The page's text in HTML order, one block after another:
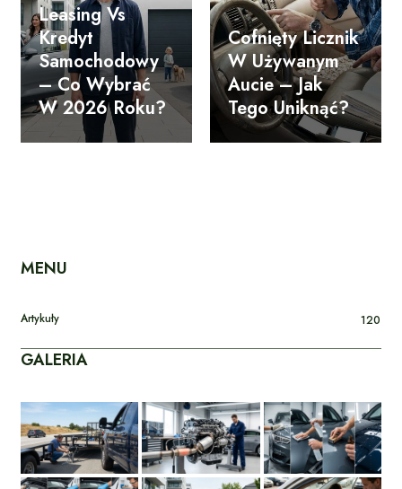
Leasing Vs
Kredyt
Samochodowy
– Co Wybrać
W 2026 Roku?
Cofnięty Licznik
W Używanym
Aucie – Jak
Tego Uniknąć?
MENU
Artykuły 120
GALERIA